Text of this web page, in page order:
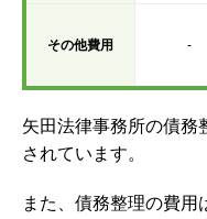
その他費用 -
矢田法律事務所の債務
されています。
また、債務整理の費